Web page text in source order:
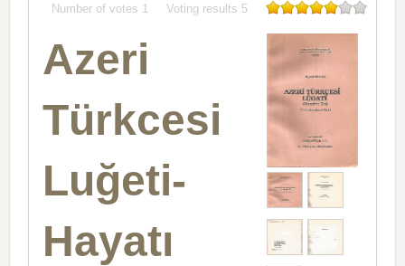
Number of votes 1 Voting results 5
Azeri
Türkcesi
Luğeti-
Hayatı